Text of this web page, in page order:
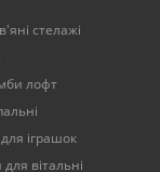
стелажі
лофт
іграшок
вітальні